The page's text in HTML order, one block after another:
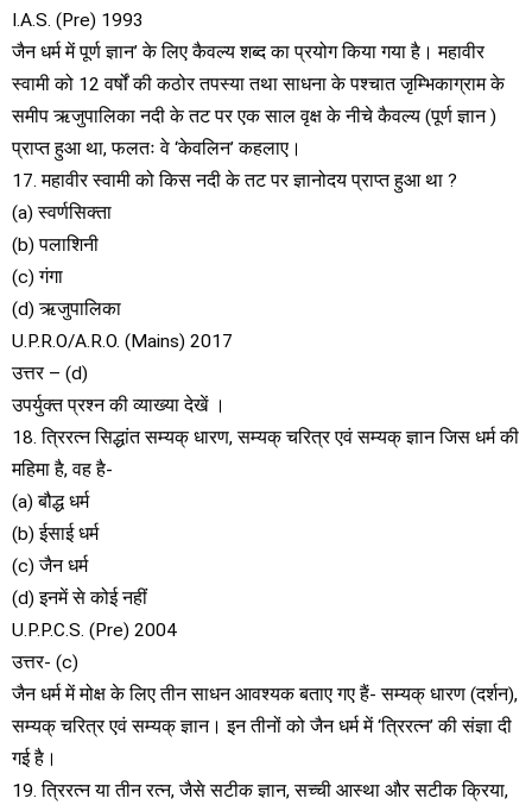
I.A.S. (Pre) 1993
जैन धर्म में पूर्ण ज्ञान’ के लिए कैवल्य शब्द का प्रयोग किया गया है। महावीर
स्वामी को 12 वर्षों की कठोर तपस्या तथा साधना के पश्चात जृम्भिकाग्राम के
समीप ऋजुपालिका नदी के तट पर एक साल वृक्ष के नीचे कैवल्य (पूर्ण ज्ञान )
प्राप्त हुआ था, फलतः वे ‘केवलिन’ कहलाए।
17. महावीर स्वामी को किस नदी के तट पर ज्ञानोदय प्राप्त हुआ था ?
(a) स्वर्णसिक्ता
(b) पलाशिनी
(c) गंगा
(d) ऋजुपालिका
U.P.R.O/A.R.O. (Mains) 2017
उत्तर – (d)
उपर्युक्त प्रश्न की व्याख्या देखें ।
18. त्रिरत्न सिद्धांत सम्यक् धारण, सम्यक् चरित्र एवं सम्यक् ज्ञान जिस धर्म की
महिमा है, वह है-
(a) बौद्ध धर्म
(b) ईसाई धर्म
(c) जैन धर्म
(d) इनमें से कोई नहीं
U.P.P.C.S. (Pre) 2004
उत्तर- (c)
जैन धर्म में मोक्ष के लिए तीन साधन आवश्यक बताए गए हैं- सम्यक् धारण (दर्शन),
सम्यक् चरित्र एवं सम्यक् ज्ञान। इन तीनों को जैन धर्म में ‘त्रिरत्न’ की संज्ञा दी
गई है।
19. त्रिरत्न या तीन रत्न, जैसे सटीक ज्ञान, सच्ची आस्था और सटीक क्रिया,